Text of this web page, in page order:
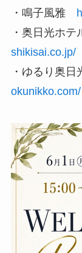
・鳴子風雅
・奥日光ホ
shikisai.co.jp/
・ゆるり奥
okunikko.com/